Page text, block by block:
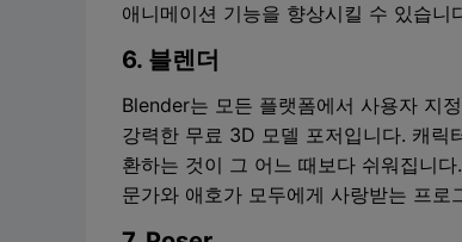
애니메이션 기능을 향상시킬 수 있습니
6. 블렌더
Blender는 모든 플랫폼에서 사용자 지
강력한 무료 3D 모델 포저입니다. 캐릭
환하는 것이 그 어느 때보다 쉬워집니
문가와 애호가 모두에게 사랑받는 프로